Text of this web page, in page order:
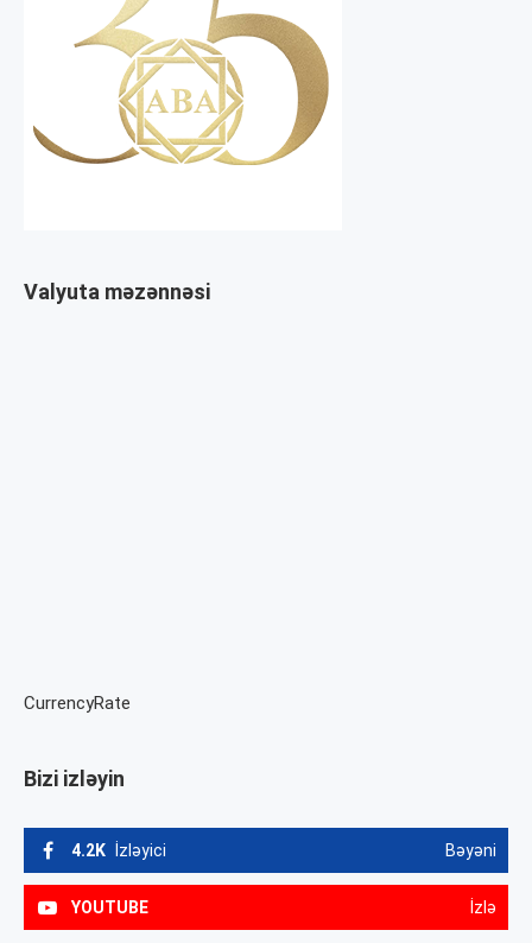
Valyuta məzənnəsi
CurrencyRate
Bizi izləyin
4.2K İzləyici Bəyəni
YOUTUBE İzlə